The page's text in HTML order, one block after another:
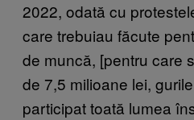
2022, odată cu
care trebuiau făcute
de muncă, [pentru care
de 7,5 milioane lei,
participat toată lumea